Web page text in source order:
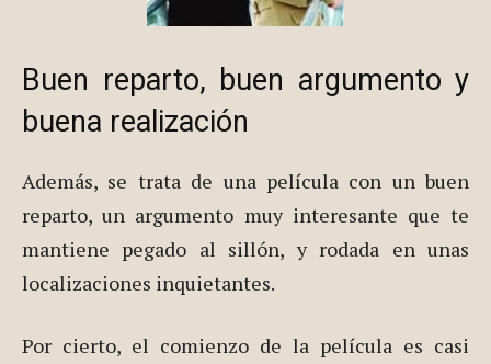
Buen reparto, buen argumento y
buena realización
Además, se trata de una película con un buen
reparto, un argumento muy interesante que te
mantiene pegado al sillón, y rodada en unas
localizaciones inquietantes.
Por cierto, el comienzo de la película es casi